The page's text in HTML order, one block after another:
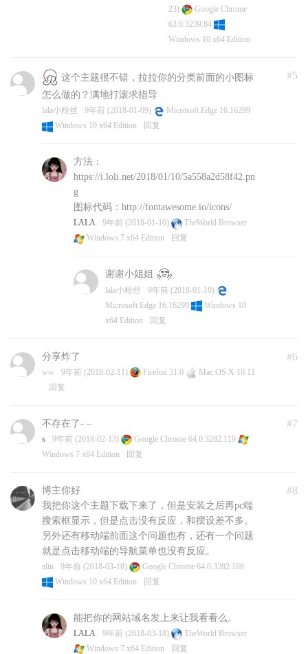
23)
Google Chrome
63.0.3239.84
Windows 10 x64 Edition
#5
这个主题很不错，拉拉你的分类前面的小图标
怎么做的？满地打滚求指导
lala小粉丝 9年前 (2018-01-09)
Microsoft Edge 16.16299
Windows 10 x64 Edition
回复
方法：
https://i.loli.net/2018/01/10/5a558a2d58f42.pn
g
图标代码：http://fontawesome.io/icons/
LALA 9年前 (2018-01-10)
TheWorld Browser
Windows 7 x64 Edition
回复
谢谢小姐姐
lala小粉丝
9年前 (2018-01-10)
Microsoft Edge 16.16299
Windows 10
x64 Edition
回复
#6
分享炸了
ww 9年前 (2018-02-11) Firefox 51.0
Mac OS X 10.11
回复
#7
不存在了- –
s 9年前 (2018-02-13)
Google Chrome 64.0.3282.119
Windows 7 x64 Edition
回复
#8
博主你好
我把你这个主题下载下来了，但是安装之后再pc端
搜索框显示，但是点击没有反应，和摆设差不多。
另外还有移动端前面这个问题也有，还有一个问题
就是点击移动端的导航菜单也没有反应。
alin 9年前 (2018-03-18)
Google Chrome 64.0.3282.186
Windows 10 x64 Edition
回复
能把你的网站域名发上来让我看看么。
LALA 9年前 (2018-03-18)
TheWorld Browser
Windows 7 x64 Edition
回复